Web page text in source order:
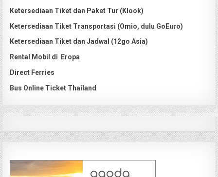
Ketersediaan Tiket dan Paket Tur (Klook)
Ketersediaan Tiket Transportasi (Omio, dulu GoEuro)
Ketersediaan Tiket dan Jadwal (12go Asia)
Rental Mobil di Eropa
Direct Ferries
Bus Online Ticket Thailand